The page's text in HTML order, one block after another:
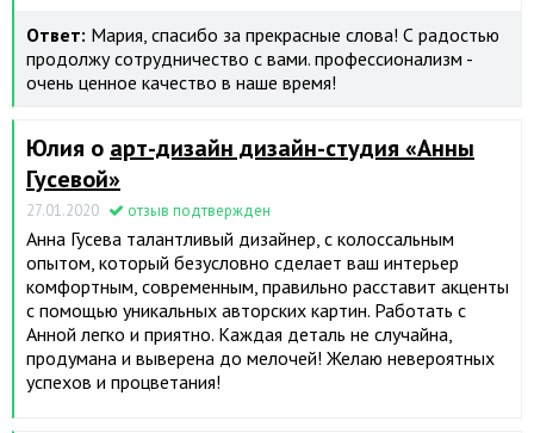
Ответ: Мария, спасибо за прекрасные слова! С радостью
продолжу сотрудничество с вами. профессионализм -
очень ценное качество в наше время!
Юлия о арт-дизайн дизайн-студия «Анны
Гусевой»
27.01.2020 отзыв подтвержден
Анна Гусева талантливый дизайнер, с колоссальным
опытом, который безусловно сделает ваш интерьер
комфортным, современным, правильно расставит акценты
с помощью уникальных авторских картин. Работать с
Анной легко и приятно. Каждая деталь не случайна,
продумана и выверена до мелочей! Желаю невероятных
успехов и процветания!